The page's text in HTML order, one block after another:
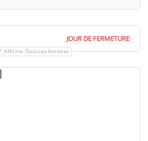
JOUR DE FERMETURE
Afficher Tous Les Horaires